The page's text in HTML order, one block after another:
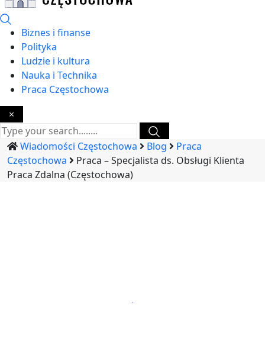
Biznes i finanse
Polityka
Ludzie i kultura
Nauka i Technika
Praca Częstochowa
×
Wiadomości Częstochowa Blog
Praca
Częstochowa
Praca – Specjalista ds. Obsługi Klienta
Praca Zdalna (Częstochowa)